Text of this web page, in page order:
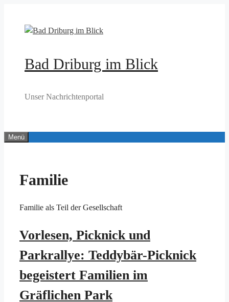
springen
Bad Driburg im Blick
Unser Nachrichtenportal
Menü
Familie
Familie als Teil der Gesellschaft
Vorlesen, Picknick und
Parkrallye: Teddybär-Picknick
begeistert Familien im
Gräflichen Park